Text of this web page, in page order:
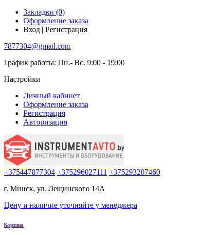
Закладки (0)
Оформление заказа
Вход | Регистрация
7877304@gmail.com
График работы: Пн.- Вс. 9:00 - 19:00
Настройки
Личный кабинет
Оформление заказа
Регистрация
Авторизация
+375447877304 +375296027111 +375293207460
г. Минск, ул. Лещинского 14А
Цену и наличие уточняйте у менеджера
Корзина